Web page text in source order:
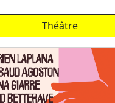
Théâtre